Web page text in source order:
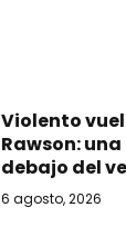
Violento
Rawson:
debajo del
6 agosto, 2026